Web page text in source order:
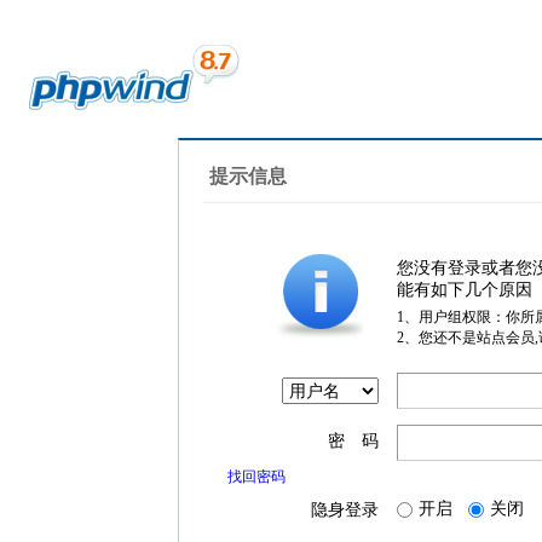
提示信息
您没有登录或者您
能有如下几个原因
1、用户组权限：你所
2、您还不是站点会员
密 码
找回密码
隐身登录 开启 关闭